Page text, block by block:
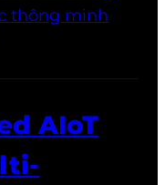
thông minh
AIoT